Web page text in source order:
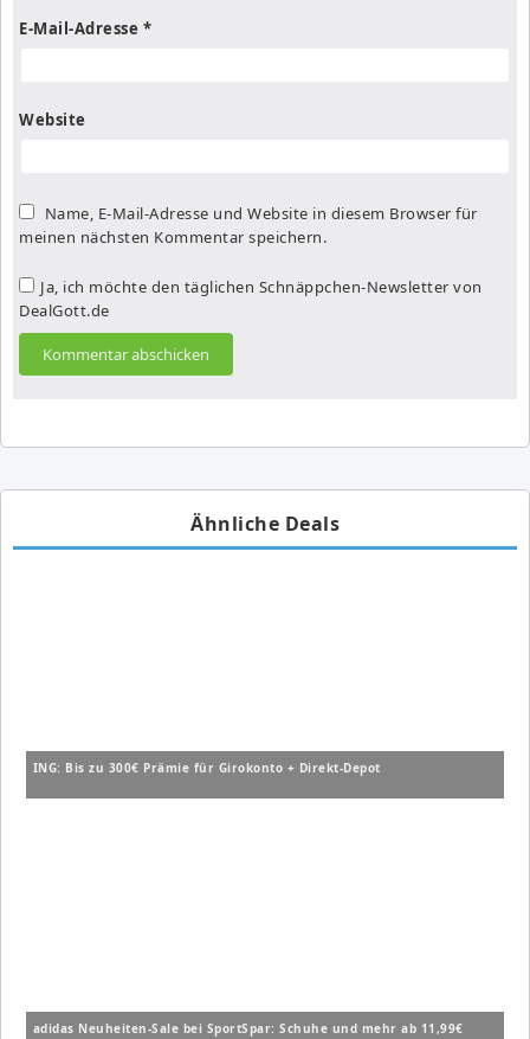
E-Mail-Adresse *
Website
Name, E-Mail-Adresse und Website in diesem Browser für
meinen nächsten Kommentar speichern.
Ja, ich möchte den täglichen Schnäppchen-Newsletter von
DealGott.de
Ähnliche Deals
ING: Bis zu 300€ Prämie für Girokonto + Direkt-Depot
adidas Neuheiten-Sale bei SportSpar: Schuhe und mehr ab 11,99€